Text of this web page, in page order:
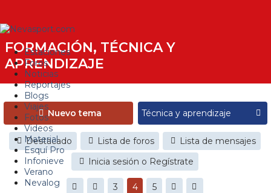
Estaciones
Foros
Noticias
Reportajes
Blogs
Viajes
Fotos
Videos
Material
Esquí Pro
Infonieve
Verano
Nevalog
FORMACIÓN, TÉCNICA Y
APRENDIZAJE
Nuevo tema
Destacado Lista de foros
Lista de mensajes
Inicia sesión o Regístrate
3 4 5